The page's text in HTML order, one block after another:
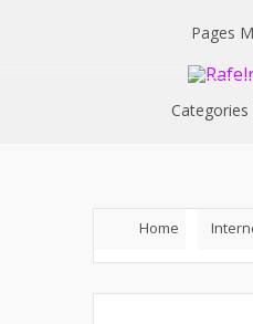
Pages
Home